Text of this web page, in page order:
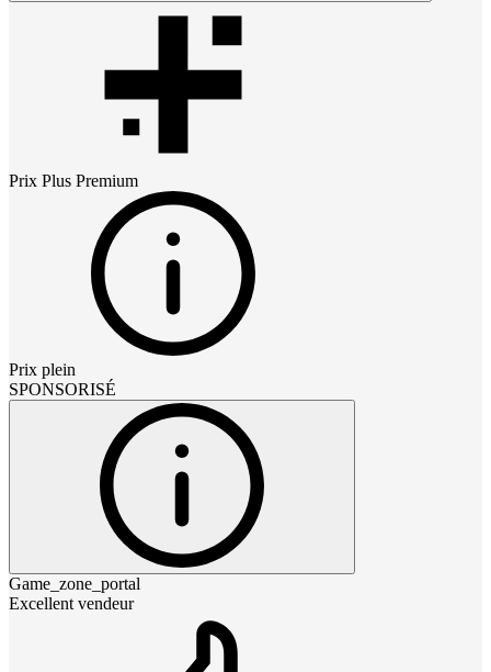
Prix Plus Premium
Prix plein
SPONSORISÉ
Game_zone_portal
Excellent vendeur